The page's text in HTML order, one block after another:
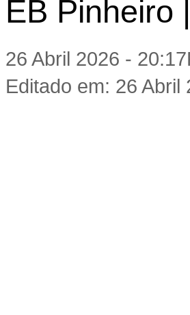
EB Pinheiro
26 Abril 2026 - 20:17
Editado em: 26 Abril